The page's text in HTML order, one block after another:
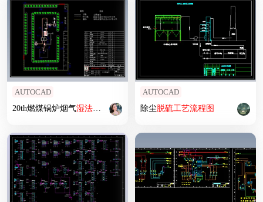
AUTOCAD
20th燃煤锅炉烟气湿法脱硫 除尘平面布置图CAD图纸
AUTOCAD
除尘脱硫工艺流程图